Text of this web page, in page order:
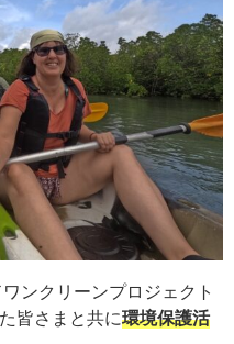
ンクリーンプロジェクト
皆さまと共に環境保護活